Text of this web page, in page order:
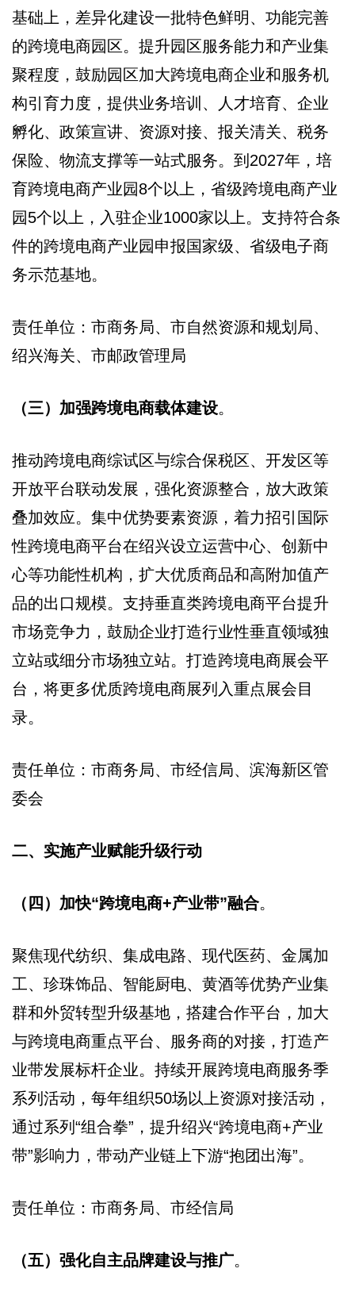
基础上，差异化建设一批特色鲜明、功能完善
的跨境电商园区。提升园区服务能力和产业集
聚程度，鼓励园区加大跨境电商企业和服务机
构引育力度，提供业务培训、人才培育、企业
孵化、政策宣讲、资源对接、报关清关、税务
保险、物流支撑等一站式服务。到2027年，培
育跨境电商产业园8个以上，省级跨境电商产业
园5个以上，入驻企业1000家以上。支持符合条
件的跨境电商产业园申报国家级、省级电子商
务示范基地。
责任单位：市商务局、市自然资源和规划局、
绍兴海关、市邮政管理局
（三）加强跨境电商载体建设。
推动跨境电商综试区与综合保税区、开发区等
开放平台联动发展，强化资源整合，放大政策
叠加效应。集中优势要素资源，着力招引国际
性跨境电商平台在绍兴设立运营中心、创新中
心等功能性机构，扩大优质商品和高附加值产
品的出口规模。支持垂直类跨境电商平台提升
市场竞争力，鼓励企业打造行业性垂直领域独
立站或细分市场独立站。打造跨境电商展会平
台，将更多优质跨境电商展列入重点展会目
录。
责任单位：市商务局、市经信局、滨海新区管
委会
二、实施产业赋能升级行动
（四）加快“跨境电商+产业带”融合。
聚焦现代纺织、集成电路、现代医药、金属加
工、珍珠饰品、智能厨电、黄酒等优势产业集
群和外贸转型升级基地，搭建合作平台，加大
与跨境电商重点平台、服务商的对接，打造产
业带发展标杆企业。持续开展跨境电商服务季
系列活动，每年组织50场以上资源对接活动，
通过系列“组合拳”，提升绍兴“跨境电商+产业
带”影响力，带动产业链上下游“抱团出海”。
责任单位：市商务局、市经信局
（五）强化自主品牌建设与推广。